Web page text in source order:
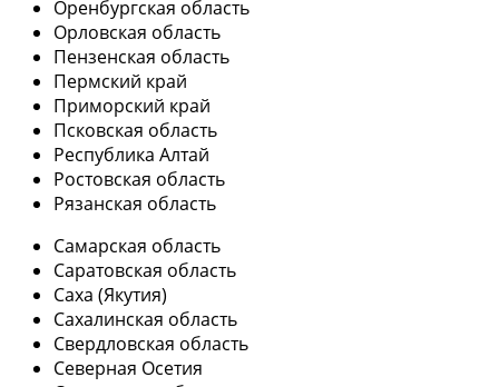
Оренбургская область
Орловская область
Пензенская область
Пермский край
Приморский край
Псковская область
Республика Алтай
Ростовская область
Рязанская область
Самарская область
Саратовская область
Саха (Якутия)
Сахалинская область
Свердловская область
Северная Осетия